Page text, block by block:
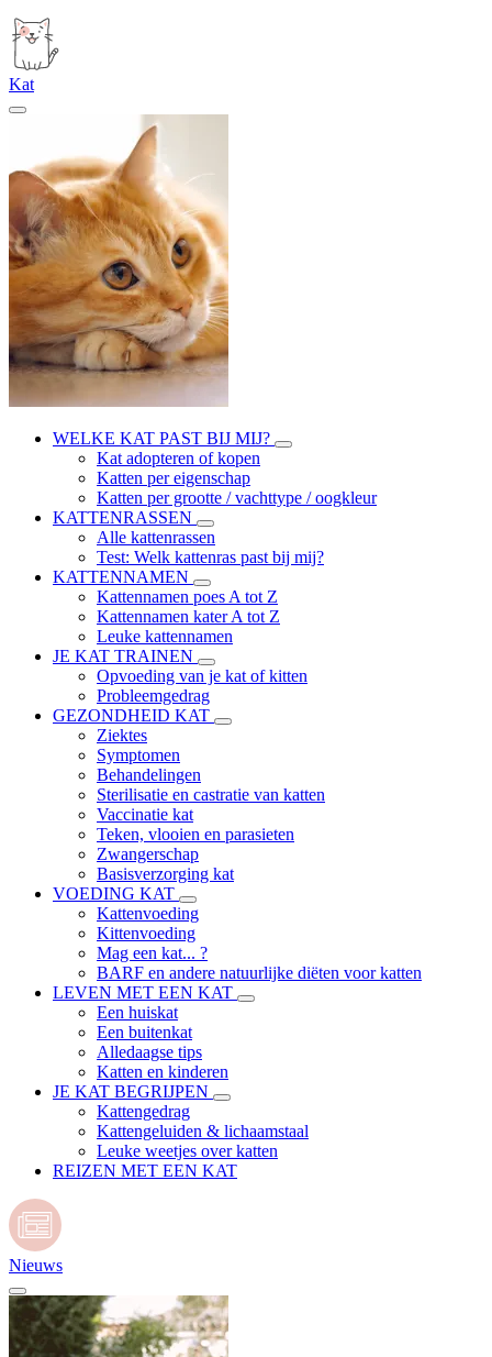
Kat
WELKE KAT PAST BIJ MIJ?
Kat adopteren of kopen
Katten per eigenschap
Katten per grootte / vachttype / oogkleur
KATTENRASSEN
Alle kattenrassen
Test: Welk kattenras past bij mij?
KATTENNAMEN
Kattennamen poes A tot Z
Kattennamen kater A tot Z
Leuke kattennamen
JE KAT TRAINEN
Opvoeding van je kat of kitten
Probleemgedrag
GEZONDHEID KAT
Ziektes
Symptomen
Behandelingen
Sterilisatie en castratie van katten
Vaccinatie kat
Teken, vlooien en parasieten
Zwangerschap
Basisverzorging kat
VOEDING KAT
Kattenvoeding
Kittenvoeding
Mag een kat... ?
BARF en andere natuurlijke diëten voor katten
LEVEN MET EEN KAT
Een huiskat
Een buitenkat
Alledaagse tips
Katten en kinderen
JE KAT BEGRIJPEN
Kattengedrag
Kattengeluiden & lichaamstaal
Leuke weetjes over katten
REIZEN MET EEN KAT
Nieuws